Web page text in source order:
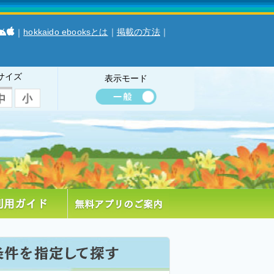
｜ hokkaido ebooksとは ｜ 掲載の方法｜
イズ 表示モード